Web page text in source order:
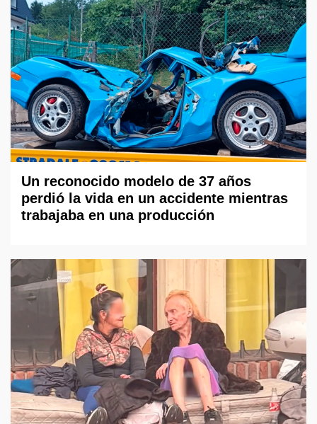
Un reconocido modelo de 37 años
perdió la vida en un accidente mientras
trabajaba en una producción